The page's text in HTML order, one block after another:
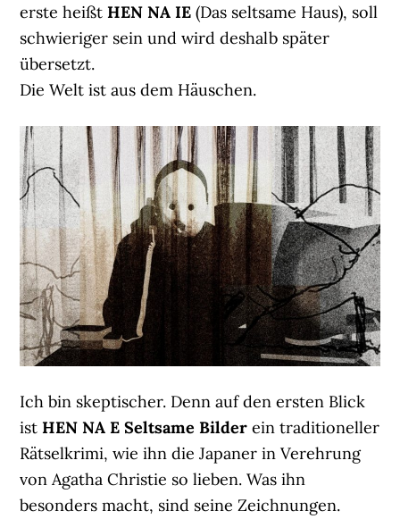
erste heißtHEN NA IE(Das seltsame Haus), soll
schwieriger sein und wird deshalb später
übersetzt.
Die Welt ist aus dem Häuschen.
Ich bin skeptischer. Denn auf den ersten Blick
istHEN NA E Seltsame Bilderein traditioneller
Rätselkrimi, wie ihn die Japaner in Verehrung
von Agatha Christie so lieben. Was ihn
besonders macht, sind seine Zeichnungen.